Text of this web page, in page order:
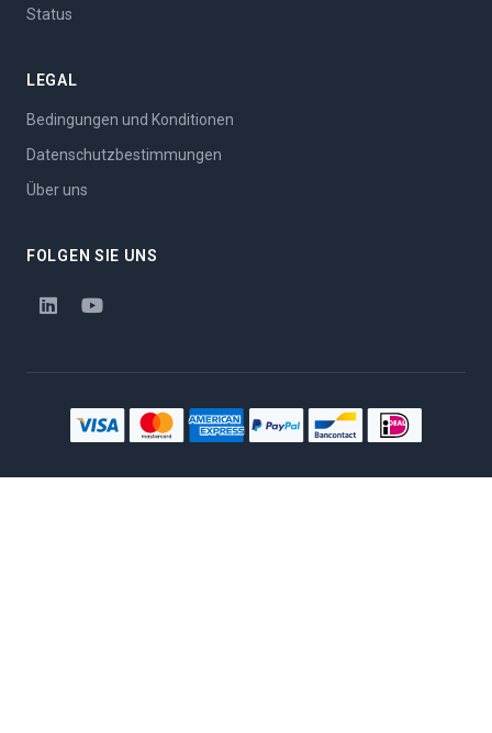
Status
LEGAL
Bedingungen und Konditionen
Datenschutzbestimmungen
Über uns
FOLGEN SIE UNS